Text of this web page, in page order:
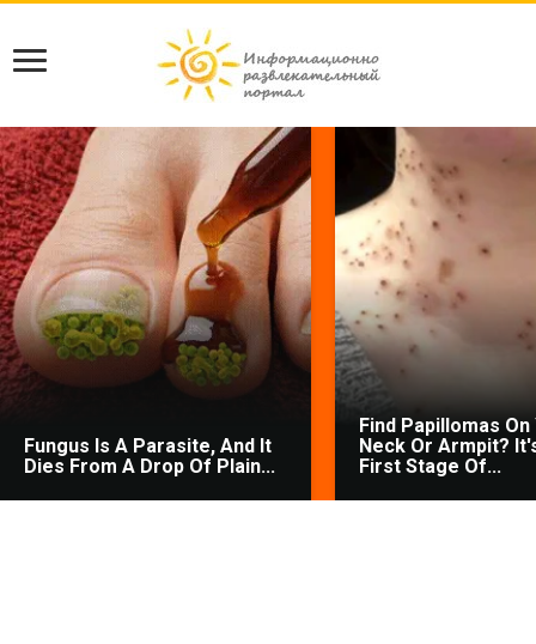
Fungus Is A Parasite, And It
Dies From A Drop Of Plain...
Find Papillomas On
Neck Or Armpit?
First Stage Of...